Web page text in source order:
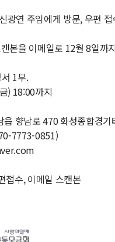
광연 주임에게 방문, 우편 접
본을 이메일로 12월 8일까
1부.
) 18:00까지
향남로 470 화성종합경
7773-0851)
접수, 이메일 스캔본